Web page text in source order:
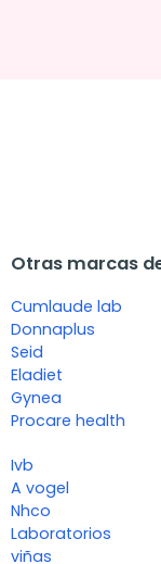
Otras marcas
Cumlaude lab
Donnaplus
Seid
Eladiet
Gynea
Procare health
Ivb
A vogel
Nhco
Laboratorios
viñas